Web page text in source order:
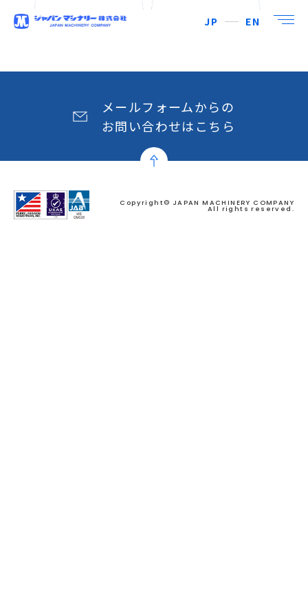
JP EN
メールフォームからの
お問い合わせはこちら
Copyright© JAPAN MACHINERY COMPANY
All rights reserved.